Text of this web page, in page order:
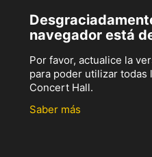
navegador está
Por favor, actualice la
para poder utilizar
Concert Hall.
Saber más